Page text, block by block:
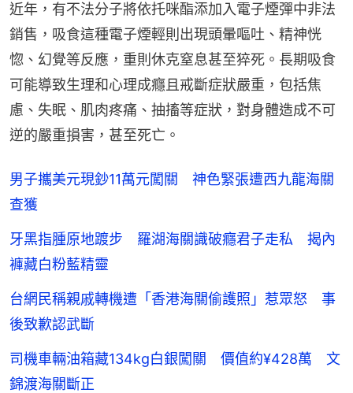
近年，有不法分子將依托咪酯添加入電子煙彈中非法
銷售，吸食這種電子煙輕則出現頭暈嘔吐、精神恍
惚、幻覺等反應，重則休克窒息甚至猝死。長期吸食
可能導致生理和心理成癮且戒斷症狀嚴重，包括焦
慮、失眠、肌肉疼痛、抽搐等症狀，對身體造成不可
逆的嚴重損害，甚至死亡。
男子攜美元現鈔11萬元闖關 神色緊張遭西九龍海關
查獲
牙黑指腫原地踱步 羅湖海關識破癮君子走私 揭內
褲藏白粉藍精靈
台網民稱親戚轉機遭「香港海關偷護照」惹眾怒 事
後致歉認武斷
司機車輛油箱藏134kg白銀闖關 價值約¥428萬 文
錦渡海關斷正